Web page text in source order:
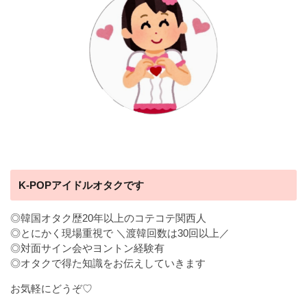
K-POPアイドルオタクです
◎韓国オタク歴20年以上のコテコテ関西人
◎とにかく現場重視で ＼渡韓回数は30回以上／
◎対面サイン会やヨントン経験有
◎オタクで得た知識をお伝えしていきます
お気軽にどうぞ♡